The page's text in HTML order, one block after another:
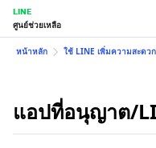
LINE
ศูนย์ช่วยเหลือ
หน้าหลัก ใช้ LINE เพิ่มความสะดวก
แอปที่อนุญาต/